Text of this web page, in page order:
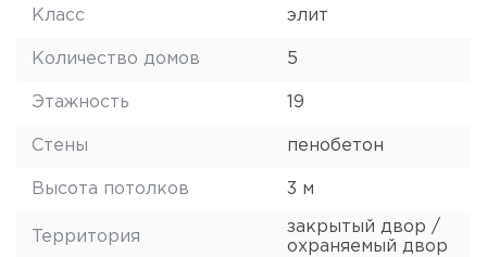
Класс элит
Количество домов 5
Этажность 19
Стены пенобетон
Высота потолков 3 м
Территория
закрытый двор /
охраняемый двор